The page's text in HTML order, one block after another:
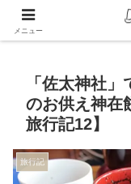
エンパ
「佐太神社
のお供え神在
旅行記12】
旅行記
メニュー